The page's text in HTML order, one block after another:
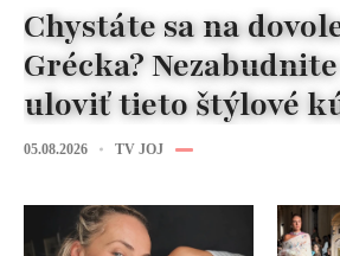
Chystáte sa na
Grécka?
uloviť tieto štýlové
05.08.2026 TV JOJ